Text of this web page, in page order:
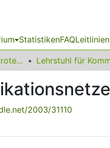
StatistikenFAQLeitlinien
08 Fakultät für Elektrotechnik und Informationstechnik
2003/31110